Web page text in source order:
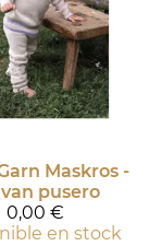
Maskros -
pusero
0,00 €
en stock